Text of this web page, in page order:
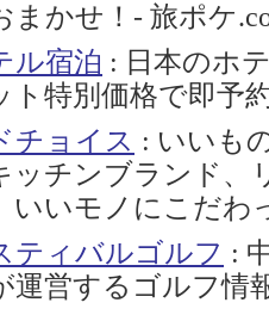
まかせ！- 旅ポケ
ル宿泊 : 日本のホ
ト特別価格で即予
チョイス : いいも
ッチンブランド、
いいモノにこだわ
ティバルゴルフ :
運営するゴルフ情